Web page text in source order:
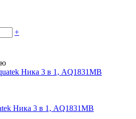
+
Ника 3 в 1, AQ1831MB